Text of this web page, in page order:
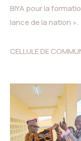
BIYA pour la
lance de la nation ».
CELLULE DE